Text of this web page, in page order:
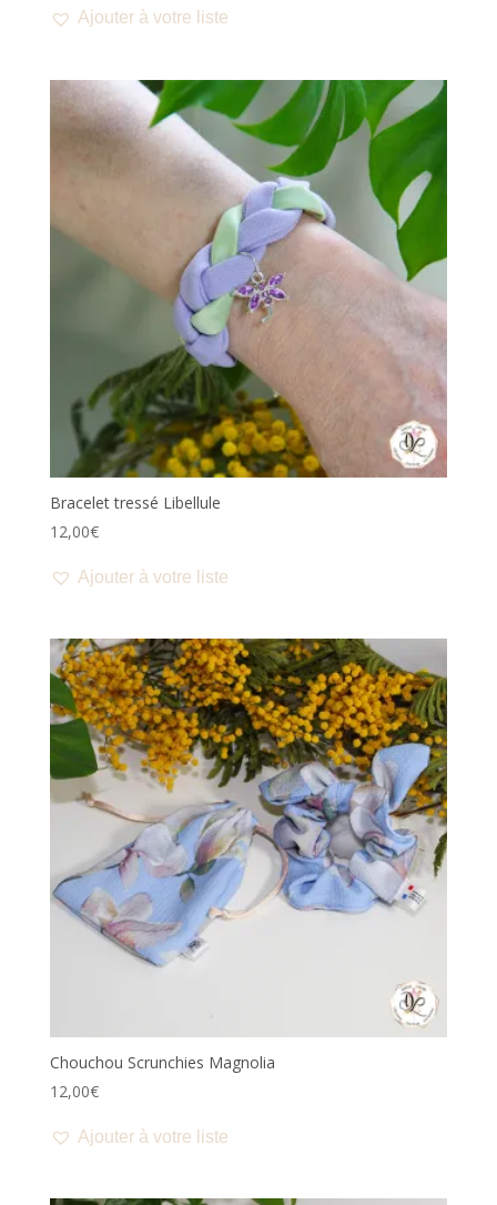
Ajouter à votre liste
Bracelet tressé Libellule
12,00€
Ajouter à votre liste
Chouchou Scrunchies Magnolia
12,00€
Ajouter à votre liste